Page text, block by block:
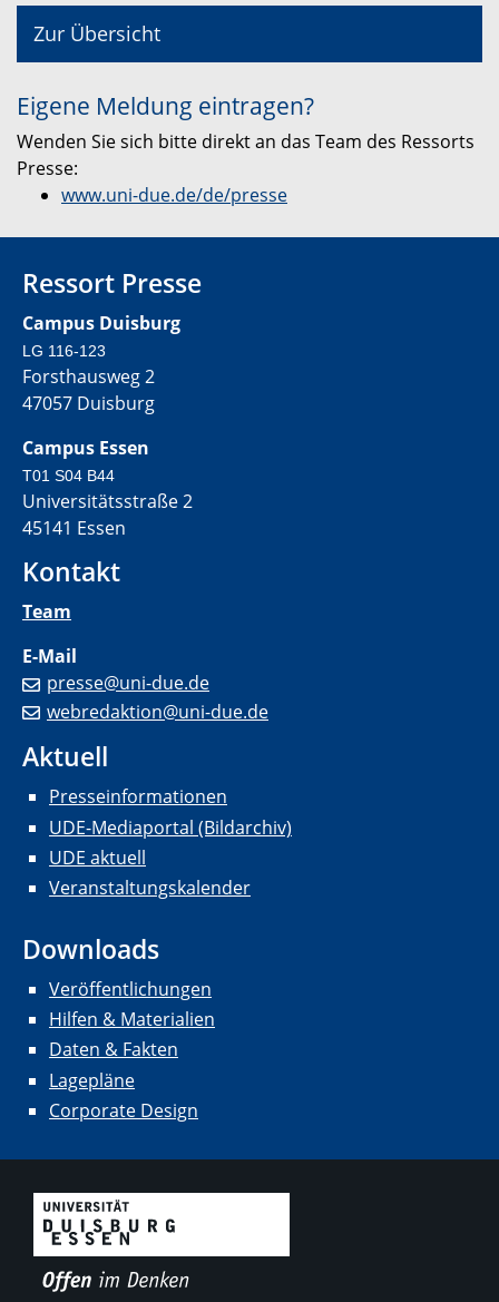
Zur Übersicht
Eigene Meldung eintragen?
Wenden Sie sich bitte direkt an das Team des Ressorts
Presse:
www.uni-due.de/de/presse
Ressort Presse
Campus Duisburg
LG 116-123
Forsthausweg 2
47057 Duisburg
Campus Essen
T01 S04 B44
Universitätsstraße 2
45141 Essen
Kontakt
Team
E-Mail
presse@uni-due.de
webredaktion@uni-due.de
Aktuell
Presseinformationen
UDE-Mediaportal (Bildarchiv)
UDE aktuell
Veranstaltungskalender
Downloads
Veröffentlichungen
Hilfen & Materialien
Daten & Fakten
Lagepläne
Corporate Design